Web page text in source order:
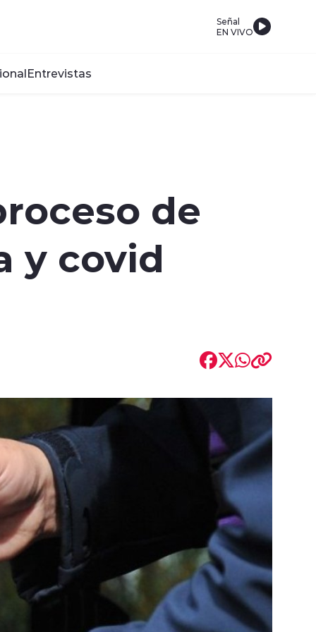
Señal
EN VIVO
Entrevistas
de
y covid